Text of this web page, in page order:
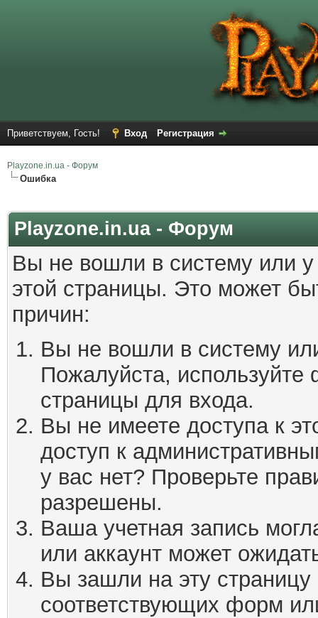
Приветствуем, Гость! Вход Регистрация
Playzone.in.ua - Форум
Ошибка
Playzone.in.ua - Форум
Вы не вошли в систему или
этой страницы. Это может
причин:
Вы не вошли в систему
Пожалуйста,
страницы для входа.
Вы не имеете доступа к
доступ к
у вас нет? Проверьте
разрешены.
Ваша учетная запись
или аккаунт может
Вы зашли на эту
соответствующих форм